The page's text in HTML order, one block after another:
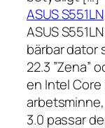
ASUS S551LN
ASUS
bärbar dator
22.3 ”Zena”
en Intel
arbetsminne,
3.0 passar